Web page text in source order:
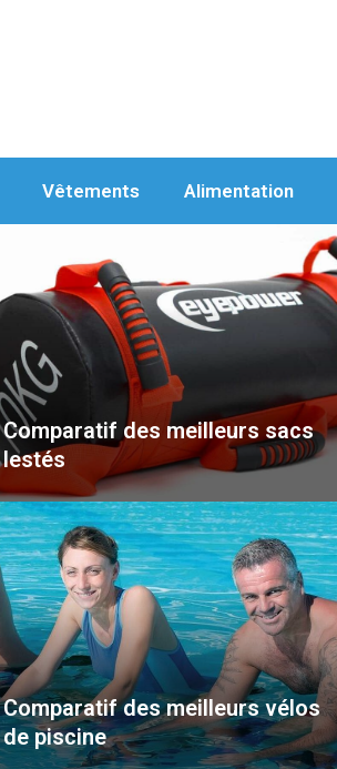
Vêtements Alimentation
Comparatif des meilleurs sacs
lestés
Comparatif des meilleurs vélos
de piscine